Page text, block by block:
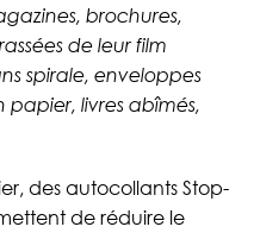
brochures,
de leur film
spirale, enveloppes
papier, livres abîmés,
des autocollants Stop-
de réduire le